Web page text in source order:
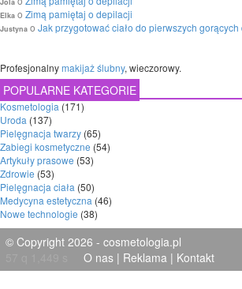
Elka o Zimą pamiętaj o depilacji
Justyna o Jak przygotować ciało do pierwszych gorących
Profesjonalnymakijaż ślubny, wieczorowy.
POPULARNE KATEGORIE
Kosmetologia (171)
Uroda (137)
Pielęgnacja twarzy (65)
Zabiegi kosmetyczne (54)
Artykuły prasowe (53)
Zdrowie (53)
Pielęgnacja ciała (50)
Medycyna estetyczna (46)
Nowe technologie (38)
© Copyright 2026 - cosmetologia.pl
O nas | Reklama | Kontakt